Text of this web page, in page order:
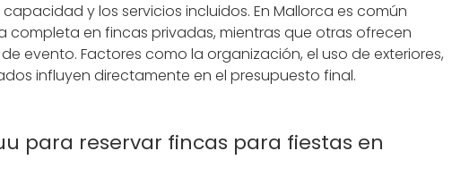
y los servicios incluidos. En Mallorca es común
completa en fincas privadas, mientras que otras ofrecen
evento. Factores como la organización, el uso de exteriores,
influyen directamente en el presupuesto final.
para reservar fincas para fiestas en